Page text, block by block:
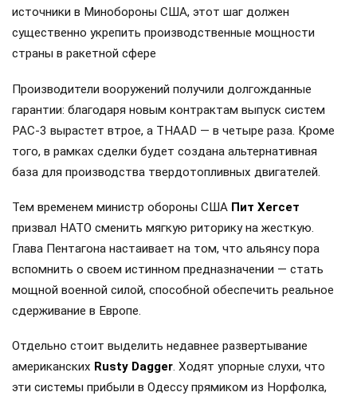
источники в Минобороны США, этот шаг должен
существенно укрепить производственные мощности
страны в ракетной сфере
Производители вооружений получили долгожданные
гарантии: благодаря новым контрактам выпуск систем
PAC-3 вырастет втрое, а THAAD — в четыре раза. Кроме
того, в рамках сделки будет создана альтернативная
база для производства твердотопливных двигателей.
Тем временем министр обороны США Пит Хегсет
призвал НАТО сменить мягкую риторику на жесткую.
Глава Пентагона настаивает на том, что альянсу пора
вспомнить о своем истинном предназначении — стать
мощной военной силой, способной обеспечить реальное
сдерживание в Европе.
Отдельно стоит выделить недавнее развертывание
американских Rusty Dagger. Ходят упорные слухи, что
эти системы прибыли в Одессу прямиком из Норфолка,